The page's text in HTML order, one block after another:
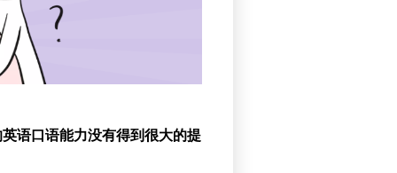
语口语能力没有得到很大的提